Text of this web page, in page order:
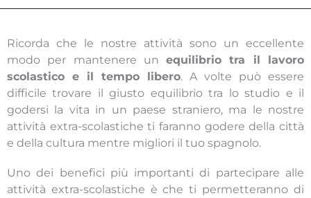
Ricorda che le nostre attività sono un eccellente
modo per mantenere unequilibrio tra il lavoro
scolastico e il tempo libero. A volte può essere
difficile trovare il giusto equilibrio tra lo studio e il
godersi la vita in un paese straniero, ma le nostre
attività extra-scolastiche ti faranno godere della città
e della cultura mentre migliori il tuo spagnolo.
Uno dei benefici più importanti di partecipare alle
attività extra-scolastiche è che ti permetteranno di